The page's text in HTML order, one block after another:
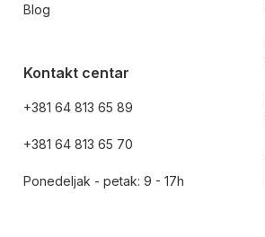
Blog
Kontakt centar
+381 64 813 65 89
+381 64 813 65 70
Ponedeljak - petak: 9 - 17h